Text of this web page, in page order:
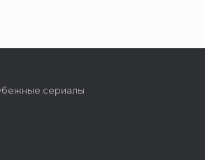
сериалы